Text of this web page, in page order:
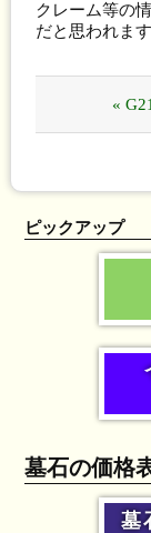
クレーム等の
だと思われます
«
ピックアップ
墓石の価格
墓